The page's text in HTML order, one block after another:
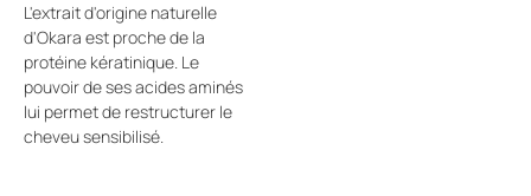
L'extrait d'origine naturelle
d'Okara est proche de la
protéine kératinique. Le
pouvoir de ses acides aminés
lui permet de restructurer le
cheveu sensibilisé.